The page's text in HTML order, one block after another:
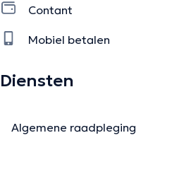
Contant
Mobiel betalen
Diensten
Algemene raadpleging